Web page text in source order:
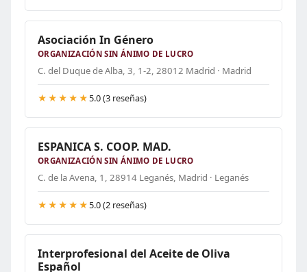
Asociación In Género
ORGANIZACIÓN SIN ÁNIMO DE LUCRO
C. del Duque de Alba, 3, 1-2, 28012 Madrid · Madrid
★★★★★ 5.0 (3 reseñas)
ESPANICA S. COOP. MAD.
ORGANIZACIÓN SIN ÁNIMO DE LUCRO
C. de la Avena, 1, 28914 Leganés, Madrid · Leganés
★★★★★ 5.0 (2 reseñas)
Interprofesional del Aceite de Oliva
Español